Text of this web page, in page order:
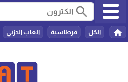
search
home الكل قرطاسية العاب الدزني